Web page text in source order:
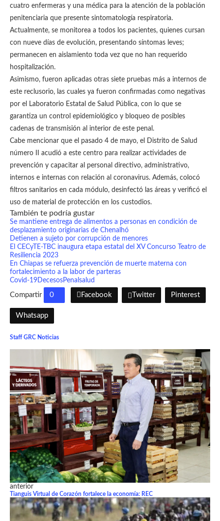
cuatro enfermeras y una médica para la atención de la población
penitenciaria que presente sintomatología respiratoria.
Actualmente, se monitorea a todos los pacientes, quienes cursan
con nueve días de evolución, presentando síntomas leves;
permanecen en aislamiento toda vez que no han requerido
hospitalización.
Asimismo, fueron aplicadas otras siete pruebas más a internos de
este reclusorio, las cuales ya fueron confirmadas como negativas
por el Laboratorio Estatal de Salud Pública, con lo que se
garantiza un control epidemiológico y bloqueo de posibles
cadenas de transmisión al interior de este penal.
Cabe mencionar que el pasado 4 de mayo, el Distrito de Salud
número II acudió a este centro para realizar actividades de
prevención y capacitar al personal directivo, administrativo,
internos e internas con relación al coronavirus. Además, colocó
filtros sanitarios en cada módulo, desinfectó las áreas y verificó el
uso de material de protección en los custodios.
También te podría gustar
Se mantiene entrega de alimentos a personas en condición de
desplazamiento originarias de Chenalhó
Detienen a sujeto por corrupción de menores
El CECyTE-TBC inaugura etapa estatal del XV Concurso Teatro de
Resiliencia 2023
En Chiapas se refuerza prevención de muerte materna con
fortalecimiento a la labor de parteras
Covid-19DecesosPenal salud
Compartir 0 Facebook Twitter Pinterest
Whatsapp
Staff GRC Noticias
anterior
Tianguis Virtual de Corazón fortalece la economía: REC